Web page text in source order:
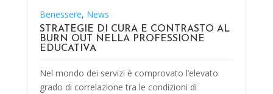
Benessere, News
STRATEGIE DI CURA E CONTRASTO AL
BURN OUT NELLA PROFESSIONE
EDUCATIVA
Nel mondo dei servizi è comprovato l’elevato
grado di correlazione tra le condizioni di